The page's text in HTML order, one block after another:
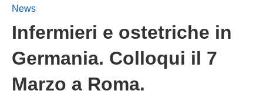
News
Infermieri e ostetriche in
Germania. Colloqui il 7
Marzo a Roma.